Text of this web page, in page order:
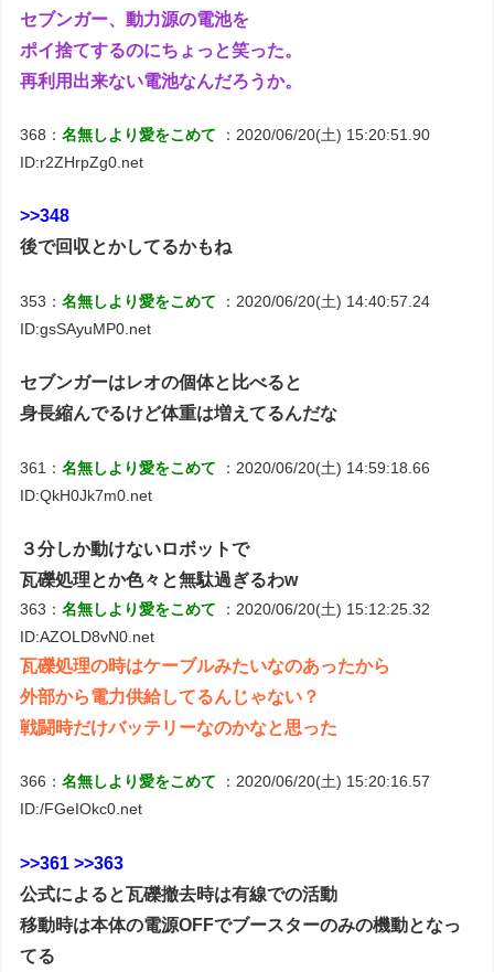
セブンガー、動力源の電池を
ポイ捨てするのにちょっと笑った。
再利用出来ない電池なんだろうか。
368：名無しより愛をこめて
：2020/06/20(土) 15:20:51.90
ID:r2ZHrpZg0.net
>>348
後で回収とかしてるかもね
353：名無しより愛をこめて
：2020/06/20(土) 14:40:57.24
ID:gsSAyuMP0.net
セブンガーはレオの個体と比べると
身長縮んでるけど体重は増えてるんだな
361：名無しより愛をこめて
：2020/06/20(土) 14:59:18.66
ID:QkH0Jk7m0.net
３分しか動けないロボットで
瓦礫処理とか色々と無駄過ぎるわw
363：名無しより愛をこめて
：2020/06/20(土) 15:12:25.32
ID:AZOLD8vN0.net
瓦礫処理の時はケーブルみたいなのあったから
外部から電力供給してるんじゃない？
戦闘時だけバッテリーなのかなと思った
366：名無しより愛をこめて
：2020/06/20(土) 15:20:16.57
ID:/FGeIOkc0.net
>>361 >>363
公式によると瓦礫撤去時は有線での活動
移動時は本体の電源OFFでブースターのみの機動となっ
てる